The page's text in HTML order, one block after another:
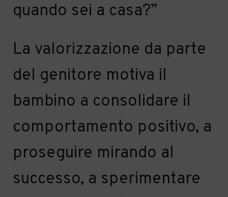
quando sei a casa?”
La valorizzazione da parte
del genitore motiva il
bambino a consolidare il
comportamento positivo, a
proseguire mirando al
successo, a sperimentare